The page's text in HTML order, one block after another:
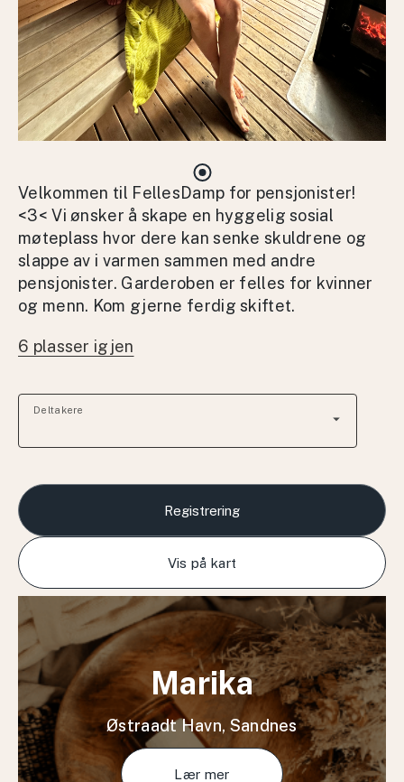
Velkommen til FellesDamp for pensjonister!
<3< Vi ønsker å skape en hyggelig sosial
møteplass hvor dere kan senke skuldrene og
slappe av i varmen sammen med andre
pensjonister. Garderoben er felles for kvinner
og menn. Kom gjerne ferdig skiftet.
6 plasser igjen
Deltakere arrow_drop_down
Registrering
Vis på kart
Marika
Østraadt Havn, Sandnes
Lær mer